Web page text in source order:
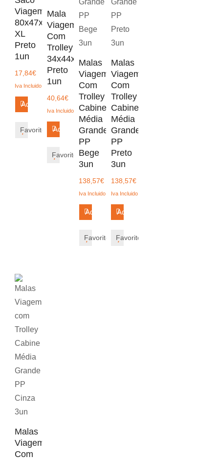
Viagem
80x47x36cm
XL
Preto
1un
17,84€
Iva Incluido
Adicionar
Favorito
Mala
Viagem
Com
Trolley
34x44x20cm
Preto
1un
40,64€
Iva Incluido
Adicionar
Favorito
Malas
Viagem
Com
Trolley
Cabine
Média
Grande
PP
Bege
3un
138,57€
Iva Incluido
Adicionar
Favorito
Malas
Viagem
Com
Trolley
Cabine
Média
Grande
PP
Preto
3un
138,57€
Iva Incluido
Adicionar
Favorito
Malas
Viagem
Com